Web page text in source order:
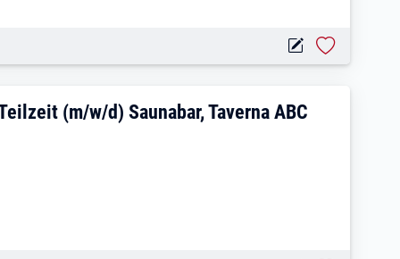
in Vollzeit o. Teilzeit (m/w/d)
(m/w/d) Saunabar, Taverna ABC